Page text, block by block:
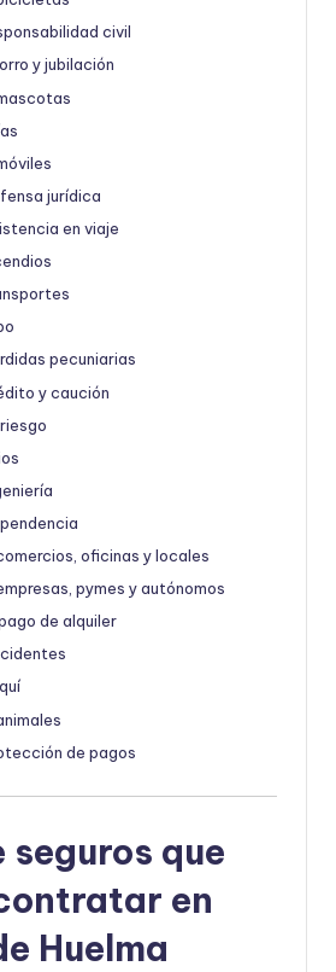
civil
y jubilación
jurídica
en viaje
pecuniarias
y caución
oficinas y locales
pymes y autónomos
de alquiler
de pagos
seguros que
en
Huelma